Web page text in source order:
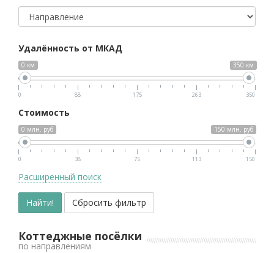
Направление
Удалённость от МКАД
0 км 350 км
0 88 175 263 350
Стоимость
0 млн. руб 150 млн. руб
0 38 75 113 150
Расширенный поиск
Коттеджные посёлки
по направлениям